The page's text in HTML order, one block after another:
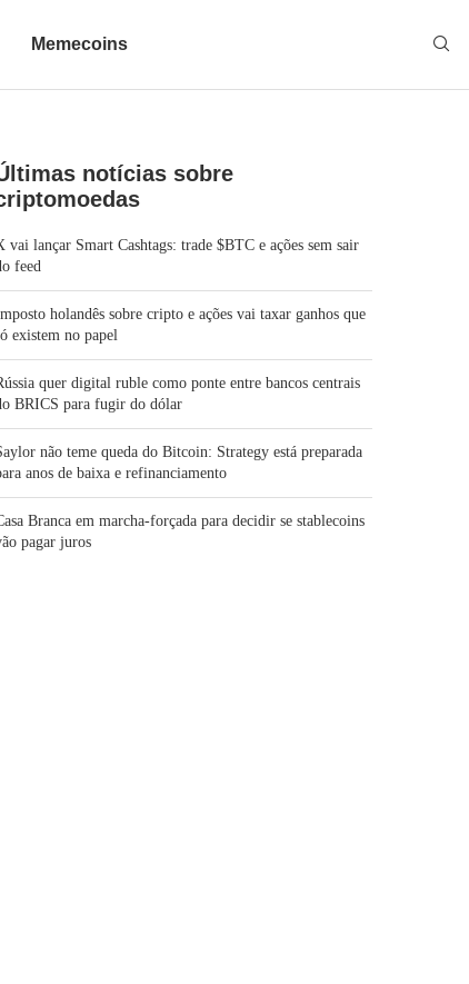
Memecoins
notícias sobre
vai lançar Smart Cashtags: trade $BTC e ações sem sair
feed
holandês sobre cripto e ações vai taxar ganhos que
existem no papel
quer digital ruble como ponte entre bancos centrais
BRICS para fugir do dólar
não teme queda do Bitcoin: Strategy está preparada
anos de baixa e refinanciamento
Branca em marcha-forçada para decidir se stablecoins
pagar juros